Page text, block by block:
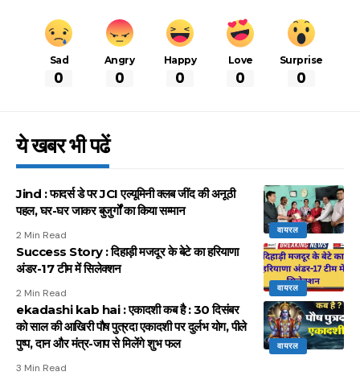
Sad
0
Angry
0
Happy
0
Love
0
Surprise
0
ये खबर भी पढें
वायरल
Jind : फादर्स डे पर JCI एल्यूमिनी क्लब जींद की अनूठी
पहल, घर-घर जाकर बुजुर्गों का किया सम्मान
2 Min Read
वायरल
Success Story : दिहाड़ी मजदूर के बेटे का हरियाणा
अंडर-17 टीम में सिलेक्शन
2 Min Read
वायरल
ekadashi kab hai : एकादशी कब है : 30 दिसंबर
को साल की आखिरी पौष पुत्रदा एकादशी पर दुर्लभ योग, पीले
पुष्प, दान और मंत्र-जाप से मिलेंगे शुभ फल
3 Min Read